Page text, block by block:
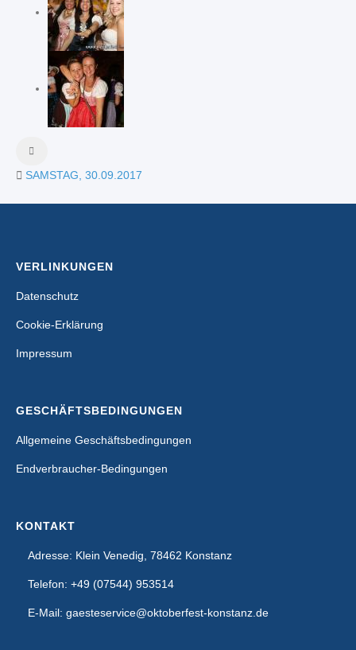
SAMSTAG, 30.09.2017
VERLINKUNGEN
Datenschutz
Cookie-Erklärung
Impressum
GESCHÄFTSBEDINGUNGEN
Allgemeine Geschäftsbedingungen
Endverbraucher-Bedingungen
KONTAKT
Adresse: Klein Venedig, 78462 Konstanz
Telefon: +49 (07544) 953514
E-Mail: gaesteservice@oktoberfest-konstanz.de